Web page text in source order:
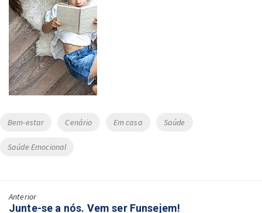
Tags
Bem-estar Cenário Em casa Saúde
Saúde Emocional
Anterior
Próximo:
Junte-se a nós. Vem ser Funsejem!